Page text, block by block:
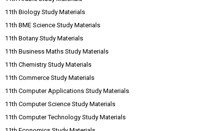
11th Biology Study Materials
11th BME Science Study Materials
11th Botany Study Materials
11th Business Maths Study Materials
11th Chemistry Study Materials
11th Commerce Study Materials
11th Computer Applications Study Materials
11th Computer Science Study Materials
11th Computer Technology Study Materials